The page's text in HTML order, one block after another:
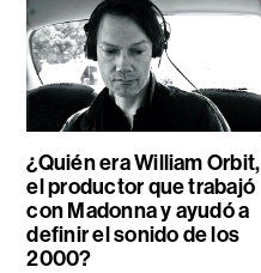
¿Quién era William Orbit,
el productor que trabajó
con Madonna y ayudó a
definir el sonido de los
2000?